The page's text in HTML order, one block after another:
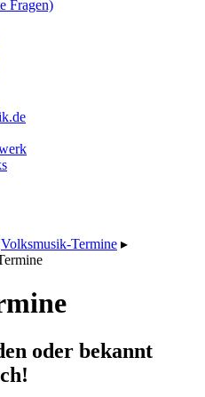
Fragen)
Volksmusik-Termine ▸
oder bekannt